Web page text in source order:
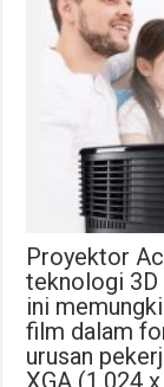
Proyektor
teknologi 3D
ini
film dalam
urusan
XGA (1.024